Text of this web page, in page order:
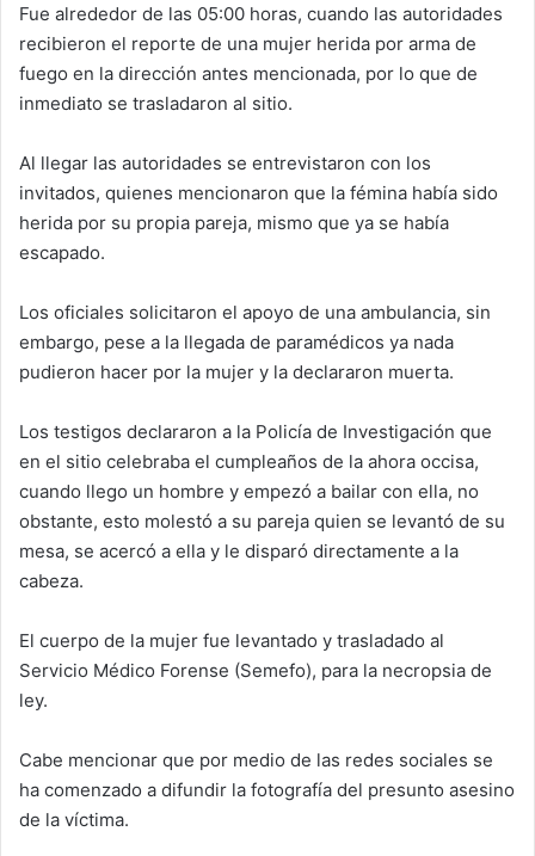
Fue alrededor de las 05:00 horas, cuando las autoridades
recibieron el reporte de una mujer herida por arma de
fuego en la dirección antes mencionada, por lo que de
inmediato se trasladaron al sitio.
Al llegar las autoridades se entrevistaron con los
invitados, quienes mencionaron que la fémina había sido
herida por su propia pareja, mismo que ya se había
escapado.
Los oficiales solicitaron el apoyo de una ambulancia, sin
embargo, pese a la llegada de paramédicos ya nada
pudieron hacer por la mujer y la declararon muerta.
Los testigos declararon a la Policía de Investigación que
en el sitio celebraba el cumpleaños de la ahora occisa,
cuando llego un hombre y empezó a bailar con ella, no
obstante, esto molestó a su pareja quien se levantó de su
mesa, se acercó a ella y le disparó directamente a la
cabeza.
El cuerpo de la mujer fue levantado y trasladado al
Servicio Médico Forense (Semefo), para la necropsia de
ley.
Cabe mencionar que por medio de las redes sociales se
ha comenzado a difundir la fotografía del presunto asesino
de la víctima.